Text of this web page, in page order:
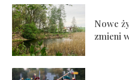
Nowe
zmieni